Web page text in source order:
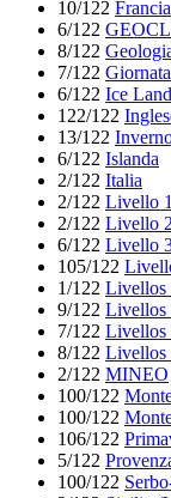
10/122 Francia
6/122
8/122
7/122
6/122 Ice
122/122
13/122
6/122 Islanda
2/122 Italia
2/122 Livello 1
2/122 Livello 2
6/122 Livello
105/122
1/122 Livellos
9/122 Livellos
7/122 Livellos
8/122 Livellos
2/122 MINEO
100/122
100/122
106/122
5/122
100/122